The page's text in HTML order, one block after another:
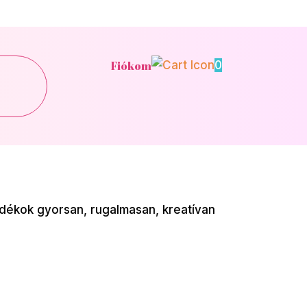
Fiókom 0
gyorsan, rugalmasan, kreatívan